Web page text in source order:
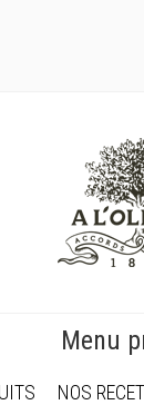
Menu
NOS